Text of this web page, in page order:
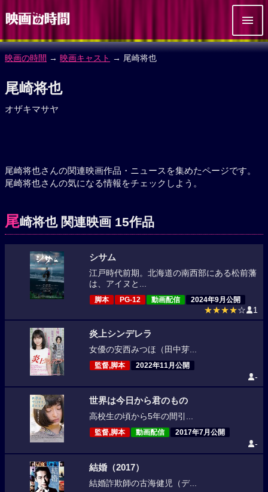
映画の時間 → 映画キャスト → 尾崎将也
尾崎将也
オザキマサヤ
尾崎将也さんの関連映画作品・ニュースを集めたページです。
尾崎将也さんの気になる情報をチェックしよう。
尾崎将也 関連映画 15作品
シサム
江戸時代前期。北海道の南西部にある松前藩
は、アイヌと...
脚本 PG-12 動画配信 2024年9月公開
★★★★☆ 1
炎上シンデレラ
女優の安西みつほ（田中芽...
監督,脚本 2022年11月公開
-
世界は今日から君のもの
高校生の頃から5年の間引...
監督,脚本 動画配信 2017年7月公開
-
結婚（2017）
結婚詐欺師の古海健児（デ...